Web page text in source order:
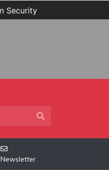
Security
Newsletter